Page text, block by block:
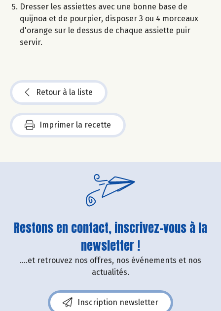
Dresser les assiettes avec une bonne base de
quijnoa et de pourpier, disposer 3 ou 4 morceaux
d'orange sur le dessus de chaque assiette puir
servir.
Retour à la liste
Imprimer la recette
Restons en contact, inscrivez-vous à la
newsletter !
....et retrouvez nos offres, nos événements et nos
actualités.
Inscription newsletter